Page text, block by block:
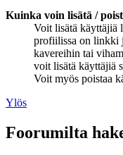
Kuinka voin lisätä /
Voit lisätä käyttäjiä
profiilissa on linkki
kavereihin tai
voit lisätä käyttäjiä
Voit myös poistaa
Ylös
Foorumilta